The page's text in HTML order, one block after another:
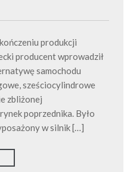
produkcji
producent wprowadził
samochodu
sześciocylindrowe
zbliżonej
poprzednika. Było
w silnik […]